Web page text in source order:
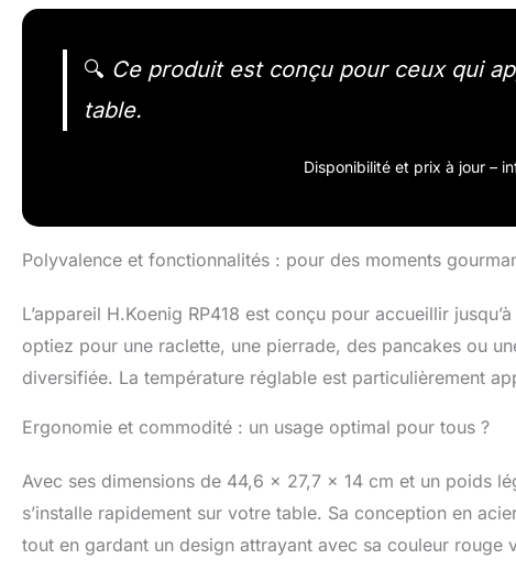
🔍 Ce produit est conçu pour ceux qui
table.
Disponibilité et prix à jour –
Polyvalence et fonctionnalités : pour des moments
L’appareil H.Koenig RP418 est conçu pour accueillir
optiez pour une raclette, une pierrade, des pancakes ou
diversifiée. La température réglable est particulièrement
Ergonomie et commodité : un usage optimal pour tous ?
Avec ses dimensions de 44,6 x 27,7 x 14 cm et un poids
s’installe rapidement sur votre table. Sa conception en
tout en gardant un design attrayant avec sa couleur rouge